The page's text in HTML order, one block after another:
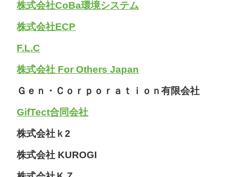
株式会社CoBa環境システム
株式会社ECP
F.L.C
株式会社 For Others Japan
Ｇｅｎ・Ｃｏｒｐｏｒａｔｉｏｎ有限会社
GifTect合同会社
株式会社ｋ2
株式会社 KUROGI